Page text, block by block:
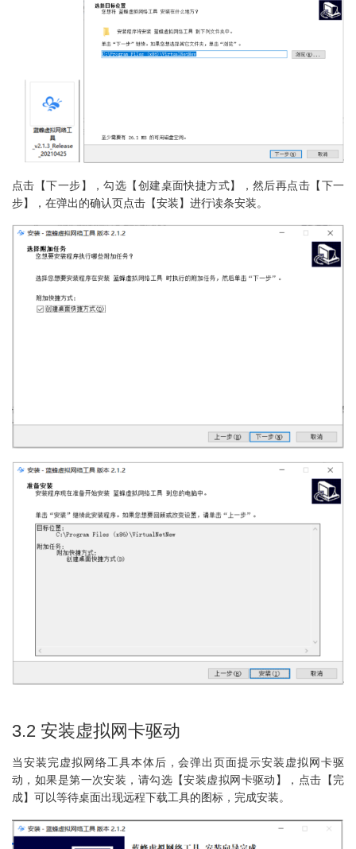
点击【下一步】，勾选【创建桌面快捷方式】，然后再点击【下一
步】，在弹出的确认页点击【安装】进行读条安装。
3.2 安装虚拟网卡驱动
当安装完虚拟网络工具本体后，会弹出页面提示安装虚拟网卡驱
动，如果是第一次安装，请勾选【安装虚拟网卡驱动】，点击【完
成】可以等待桌面出现远程下载工具的图标，完成安装。